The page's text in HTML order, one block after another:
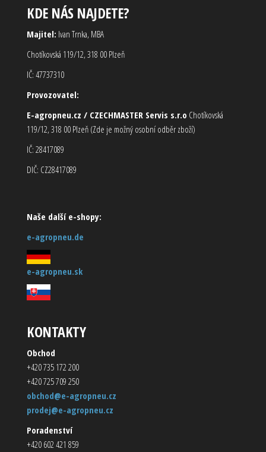
KDE NÁS NAJDETE?
Majitel: Ivan Trnka, MBA
Chotíkovská 119/12, 318 00 Plzeň
IČ: 47737310
Provozovatel:
E-agropneu.cz / CZECHMASTER Servis s.r.o Chotíkovská
119/12, 318 00 Plzeň (Zde je možný osobní odběr zboží)
IČ: 28417089
DIČ: CZ28417089
Naše další e-shopy:
e-agropneu.de
e-agropneu.sk
KONTAKTY
Obchod
+420 735 172 200
+420 725 709 250
obchod@e-agropneu.cz
prodej@e-agropneu.cz
Poradenství
+420 602 421 859